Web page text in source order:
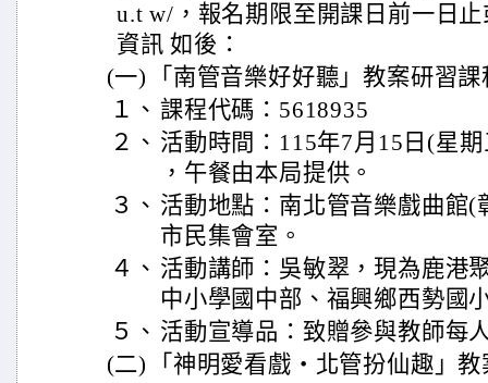
u.t w/，報名期限至開課日前一日
資訊 如後：
(一)
「南管音樂好好聽」教案研習課
１、 課程代碼：5618935
２、 活動時間：115年7月15日(星
，午餐由本局提供。
３、 活動地點：南北管音樂戲曲館(
市民集會室。
４、 活動講師：吳敏翠，現為鹿港
中小學國中部、福興鄉西勢國
５、 活動宣導品：致贈參與教師每
(二)
「神明愛看戲‧北管扮仙趣」